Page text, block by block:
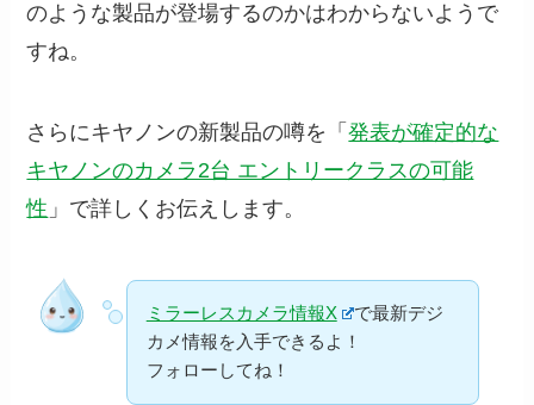
のような製品が登場するのかはわからないようで
すね。
さらにキヤノンの新製品の噂を「発表が確定的な
キヤノンのカメラ2台 エントリークラスの可能
性 」で詳しくお伝えします。
ミラーレスカメラ情報X
で最新デジ
カメ情報を入手できるよ！
フォローしてね！